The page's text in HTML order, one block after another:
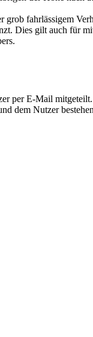
fahrlässigem
Dies gilt auch für
per E-Mail mitgeteilt.
dem Nutzer